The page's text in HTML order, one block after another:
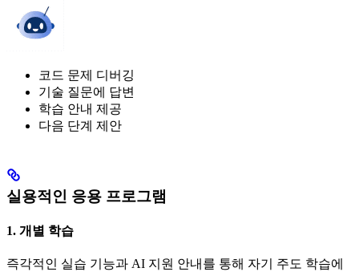
코드 문제 디버깅
기술 질문에 답변
학습 안내 제공
다음 단계 제안
실용적인 응용 프로그램
1. 개별 학습
즉각적인 실습 기능과 AI 지원 안내를 통해 자기 주도 학습에